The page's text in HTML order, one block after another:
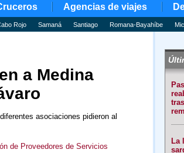
Agencias de viajes
Rojo Samaná Santiago Romana-Bayahíbe
a Medina
asociaciones pidieron al
de Proveedores de Servicios
La